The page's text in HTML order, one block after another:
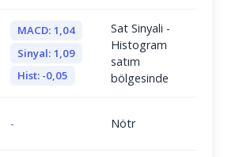
MACD: 1,04
Sinyal: 1,09
Hist: -0,05
Sat Sinyali -
Histogram
satım
bölgesinde
- Nötr